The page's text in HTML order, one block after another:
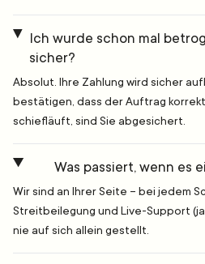
Ich wurde schon mal
sicher?
Absolut. Ihre Zahlung wird sicher
bestätigen, dass der Auftrag
schiefläuft, sind Sie abgesichert.
Was passiert, wenn es
Wir sind an Ihrer Seite – bei jedem
Streitbeilegung und Live-Support
nie auf sich allein gestellt.